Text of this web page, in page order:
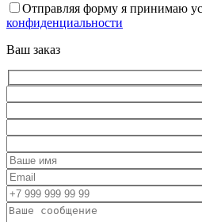
Отправляя форму я принимаю
конфиденциальности
Ваш заказ